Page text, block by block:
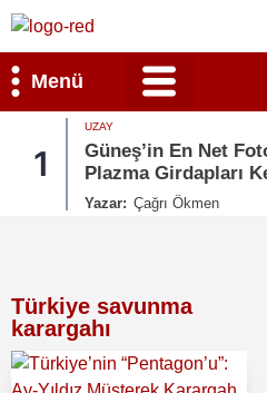
Menü
1
UZAY
Güneş’in En Net
Plazma Girdapları
Yazar: Çağrı Ökmen
Türkiye savunma
karargahı